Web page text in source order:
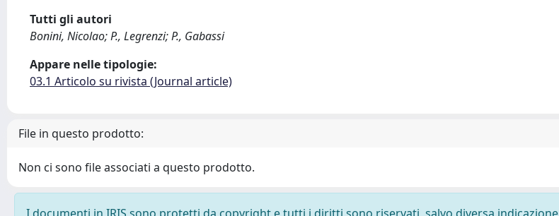
Tutti gli autori
Bonini, Nicolao; P., Legrenzi; P., Gabassi
Appare nelle tipologie:
03.1 Articolo su rivista (Journal article)
File in questo prodotto:
Non ci sono file associati a questo prodotto.